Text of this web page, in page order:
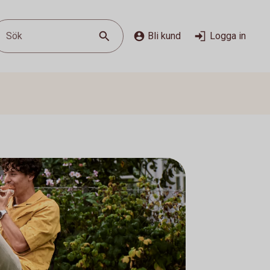
Sök Bli kund Logga in